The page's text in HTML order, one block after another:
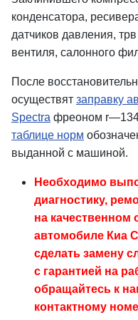
конденсатора,
датчиков давления,
вентиля, салонного
После
осуществят заправку
Spectra фреоном
таблице норм
выданной с машиной.
Необходимо
диагностику,
на
автомобиле Киа
сделать замену
с гарантией на
обращайтесь к
контактному